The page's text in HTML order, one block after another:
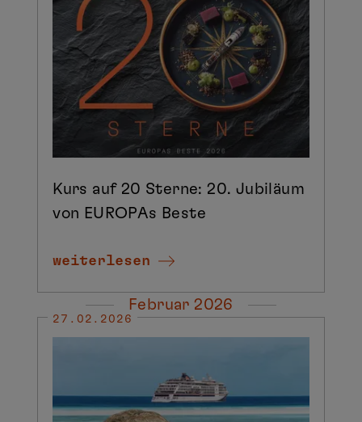
Kurs auf 20 Sterne: 20. Jubiläum
von EUROPAs Beste
weiterlesen
Februar 2026
27.02.2026